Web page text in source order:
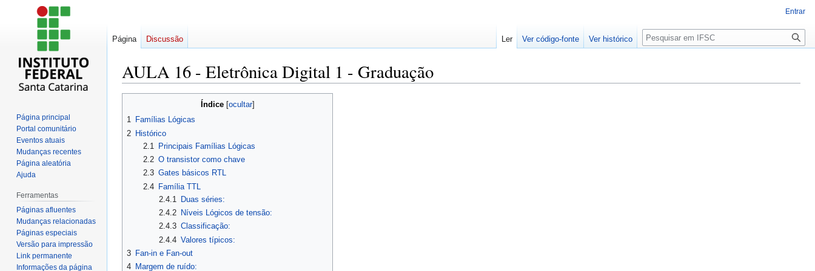
AULA 16 - Eletrônica Digital 1 - Graduação
Índice
1 Famílias Lógicas
2 Histórico
2.1
Principais Famílias Lógicas
2.2 O transistor como chave
2.3 Gates básicos RTL
2.4
Família TTL
2.4.1
Duas séries:
2.4.2 Níveis Lógicos de tensão:
2.4.3 Classificação:
2.4.4 Valores típicos:
3 Fan-in e Fan-out
4 Margem de ruído:
Entrar
Página Discussão Ler Ver código-fonte Ver histórico Pesquisa
Página principal
Portal comunitário
Eventos atuais
Mudanças recentes
Página aleatória
Ajuda
Ferramentas
Páginas afluentes
Mudanças relacionadas
Páginas especiais
Versão para impressão
Link permanente
Informações da página